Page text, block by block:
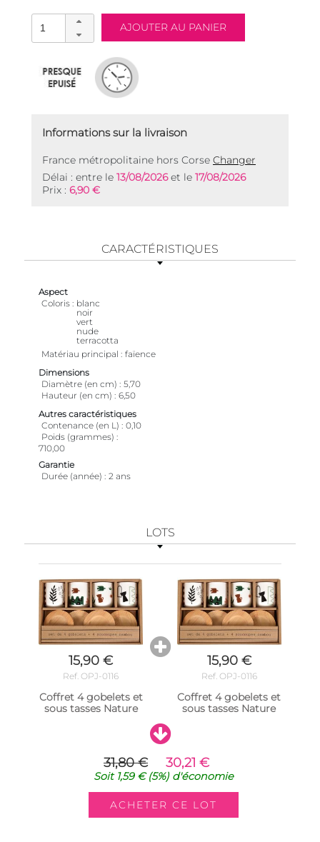
Informations sur la livraison
France métropolitaine hors Corse Changer
Délai : entre le 13/08/2026et le 17/08/2026
Prix : 6,90 €
CARACTÉRISTIQUES
Aspect
Coloris
blanc
noir
vert
nude
terracotta
Matériau principal
faïence
Dimensions
Diamètre (en cm)
5,70
Hauteur (en cm)
6,50
Autres caractéristiques
Contenance (en L)
0,10
Poids (grammes)
710,00
Garantie
Durée (année)
2 ans
LOTS
15,90 €
Ref. OPJ-0116
Coffret 4 gobelets et
sous tasses Nature
15,90 €
Ref. OPJ-0116
Coffret 4 gobelets et
sous tasses Nature
31,80 € 30,21 €
Soit 1,59 €(5%) d'économie